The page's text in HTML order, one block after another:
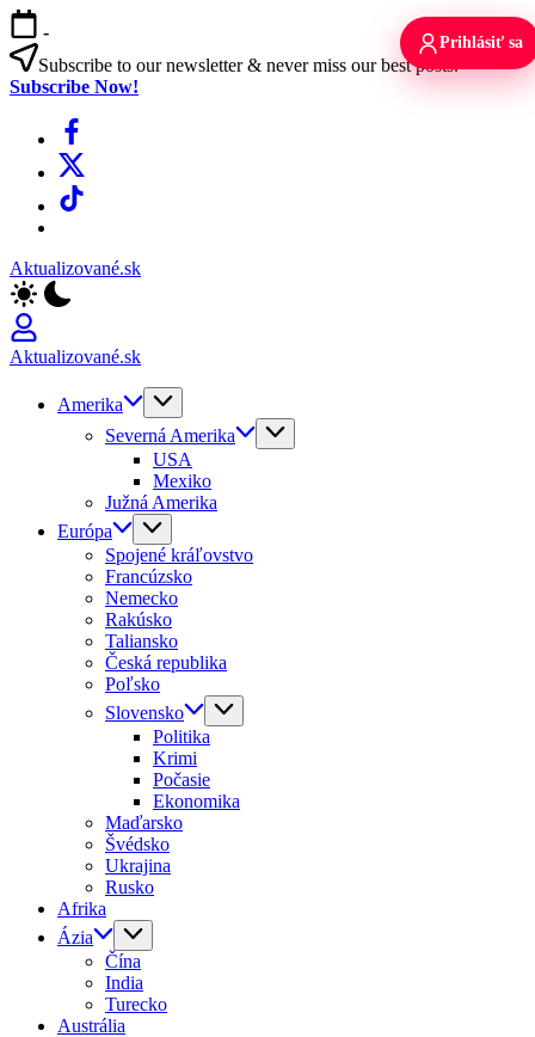
Skip
to
content
-
Subscribe to our newsletter & never miss our best posts.
Subscribe Now!
Facebook
X
TikTok
Aktualizované.sk
Aktualizované.sk
Amerika
Severná Amerika
USA
Mexiko
Južná Amerika
Európa
Spojené kráľovstvo
Francúzsko
Nemecko
Rakúsko
Taliansko
Česká republika
Poľsko
Slovensko
Politika
Krimi
Počasie
Ekonomika
Maďarsko
Švédsko
Ukrajina
Rusko
Afrika
Ázia
Čína
India
Turecko
Austrália
Prihlásiť sa